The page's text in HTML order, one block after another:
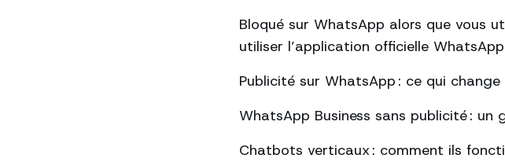
Bloqué sur WhatsApp alors que vous
utiliser l’application officielle
Publicité sur WhatsApp : ce qui
WhatsApp Business sans publicité :
Chatbots verticaux : comment ils